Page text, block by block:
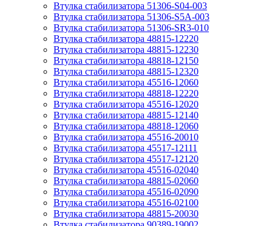
Втулка стабилизатора 51306-S04-003
Втулка стабилизатора 51306-S5A-003
Втулка стабилизатора 51306-SR3-010
Втулка стабилизатора 48815-12220
Втулка стабилизатора 48815-12230
Втулка стабилизатора 48818-12150
Втулка стабилизатора 48815-12320
Втулка стабилизатора 45516-12060
Втулка стабилизатора 48818-12220
Втулка стабилизатора 45516-12020
Втулка стабилизатора 48815-12140
Втулка стабилизатора 48818-12060
Втулка стабилизатора 45516-20010
Втулка стабилизатора 45517-12111
Втулка стабилизатора 45517-12120
Втулка стабилизатора 45516-02040
Втулка стабилизатора 48815-02060
Втулка стабилизатора 45516-02090
Втулка стабилизатора 45516-02100
Втулка стабилизатора 48815-20030